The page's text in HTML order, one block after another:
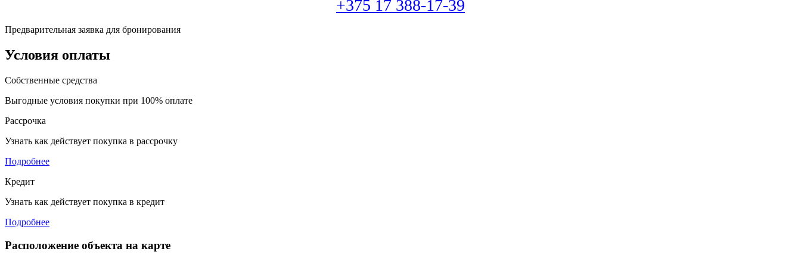
+375 17 388-17-39
Предварительная заявка для бронирования
Условия оплаты
Собственные средства
Выгодные условия покупки при 100% оплате
Рассрочка
Узнать как действует покупка в рассрочку
Подробнее
Кредит
Узнать как действует покупка в кредит
Подробнее
Расположение объекта на карте